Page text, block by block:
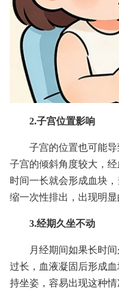
2.子宫位置影响
子宫的位置也可能
子宫的倾斜角度较大，
时间一长就会形成血块
缩一次性排出，出现明显
3.经期久坐不动
月经期间如果长时
过长，血液凝固后形成
持坐姿，容易出现这种